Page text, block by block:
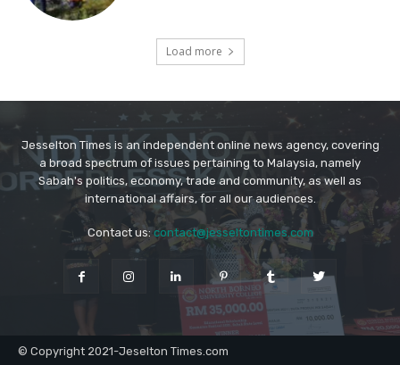
Jesselton Times is an independent online news agency, covering
a broad spectrum of issues pertaining to Malaysia, namely
Sabah's politics, economy, trade and community, as well as
international affairs, for all our audiences.
Contact us:contact@jesseltontimes.com
© Copyright 2021-Jeselton Times.com